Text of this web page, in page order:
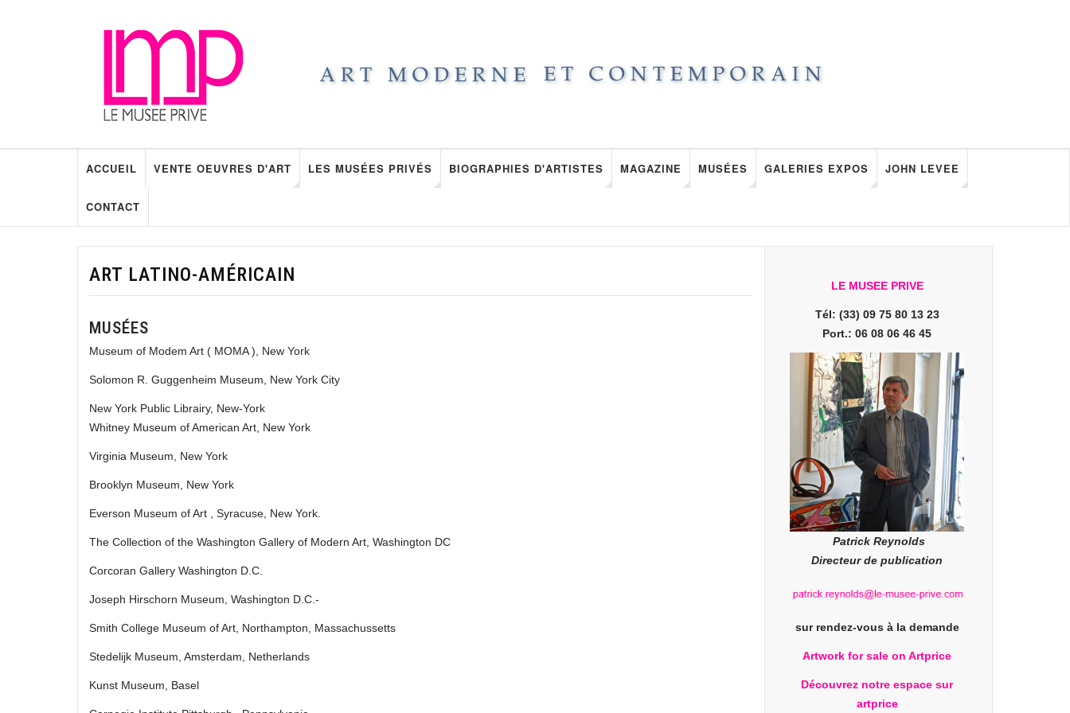
ACCUEIL VENTE OEUVRES D'ART LES MUSÉES PRIVÉS BIOGRAPHIES D'ARTISTES MAGAZINE MUSÉES GALERIES EXPOS JOHN LEVEE
CONTACT
ART LATINO-AMÉRICAIN
MUSÉES
Museum of Modem Art ( MOMA ), New York
Solomon R. Guggenheim Museum, New York City
New York Public Librairy, New-York
Whitney Museum of American Art, New York
Virginia Museum, New York
Brooklyn Museum, New York
Everson Museum of Art , Syracuse, New York.
The Collection of the Washington Gallery of Modern Art, Washington DC
Corcoran Gallery Washington D.C.
Joseph Hirschorn Museum, Washington D.C.‑
Smith College Museum of Art, Northampton, Massachussetts
Stedelijk Museum, Amsterdam, Netherlands
Kunst Museum, Basel
LE MUSEE PRIVE
Tél: (33) 09 75 80 13 23
Port.: 06 08 06 46 45
Patrick Reynolds
Directeur de publication
sur rendez-vous à la demande
Artwork for sale on Artprice
Découvrez notre espace sur
artprice